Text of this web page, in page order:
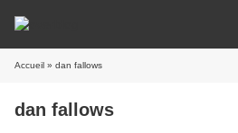
Accueil » dan fallows
dan fallows